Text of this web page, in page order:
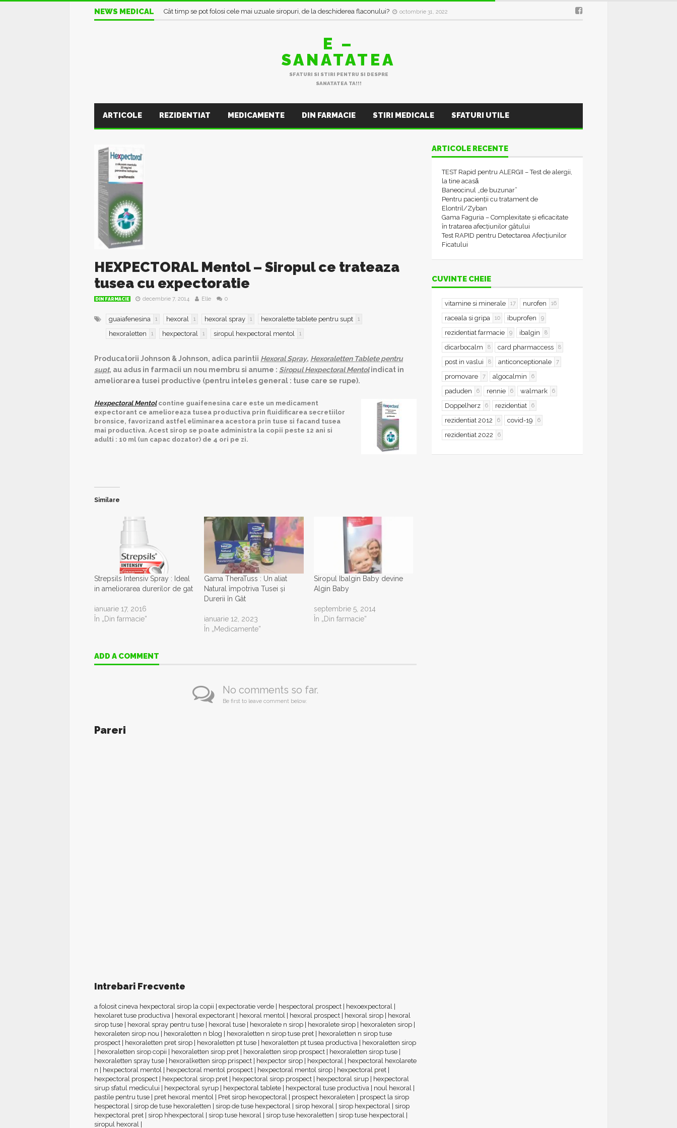
NEWS MEDICAL Cât timp se pot folosi cele mai uzuale siropuri, de la deschiderea flaconului? octombrie 31, 2022
E –
SANATATEA
SFATURI SI STIRI PENTRU SI DESPRE
SANATATEA TA!!!
ARTICOLE REZIDENTIAT MEDICAMENTE DIN FARMACIE STIRI MEDICALE SFATURI UTILE
HEXPECTORAL Mentol – Siropul ce trateaza
tusea cu expectoratie
DIN FARMACIE decembrie 7, 2014 Elle 0
guaiafenesina 1 hexoral 1 hexoral spray 1 hexoralette tablete pentru supt 1
hexoraletten 1 hexpectoral 1 siropul hexpectoral mentol 1
Producatorii Johnson & Johnson, adica parintii Hexoral Spray, Hexoraletten Tablete pentru
supt, au adus in farmacii un nou membru si anume : Siropul Hexpectoral Mentolindicat in
ameliorarea tusei productive (pentru inteles general : tuse care se rupe).
Hexpectoral Mentolcontine guaifenesina care este un medicament
expectorant ce amelioreaza tusea productiva prin fluidificarea secretiilor
bronsice, favorizand astfel eliminarea acestora prin tuse si facand tusea
mai productiva. Acest sirop se poate administra la copii peste 12 ani si
adulti : 10 ml (un capac dozator) de 4 ori pe zi.
Similare
Strepsils Intensiv Spray : Ideal
in ameliorarea durerilor de gat
ianuarie 17, 2016
În „Din farmacie”
Gama TheraTuss : Un aliat
Natural împotriva Tusei și
Durerii în Gât
ianuarie 12, 2023
În „Medicamente”
Siropul Ibalgin Baby devine
Algin Baby
septembrie 5, 2014
În „Din farmacie”
ADD A COMMENT
No comments so far.
Be first to leave comment below.
Pareri
Intrebari Frecvente
a folosit cineva hexpectoral sirop la copii expectoratie verde hespectoral prospect hexoexpectoral
hexolaret tuse productiva
hexoral expectorant hexoral mentol hexoral prospect hexoral sirop
hexoral
sirop tuse
hexoral spray pentru tuse hexoral tuse hexoralete n sirop hexoralete sirop hexoraleten sirop
hexoraleten sirop nou
hexoraletten n blog hexoraletten n sirop tuse pret
hexoraletten n sirop tuse
prospect
hexoraletten pret sirop hexoraletten pt tuse hexoraletten pt tusea productiva
hexoraletten sirop
hexoraletten sirop copii hexoraletten sirop pret hexoraletten sirop prospect hexoraletten sirop tuse
hexoraletten spray tuse
hexoralketten sirop prispect hexpector sirop hexpectoral
hexpectoral hexolarete
n
hexpectoral mentol hexpectoral mentol prospect hexpectoral mentol sirop hexpectoral pret
hexpectoral prospect
hexpectoral sirop pret hexpectoral sirop prospect hexpectoral sirup
hexpectoral
sirup sfatul medicului
hexpectoral syrup hexpectoral tablete hexpectoral tuse productiva noul hexoral
pastile pentru tuse
pret hexoral mentol Pret sirop hexopectoral prospect hexoraleten
prospect la sirop
hespectoral sirop de tuse hexoraletten sirop de tuse hexpectoral sirop hexoral sirop hexpectoral sirop
hexpectoral pret sirop hhexpectoral sirop tuse hexoral sirop tuse hexoraletten sirop tuse hexpectoral
siropul hexoral
ARTICOLE RECENTE
TEST Rapid pentru ALERGII – Test de alergii,
la tine acasǎ
Baneocinul „de buzunar”
Pentru pacienții cu tratament de
Elontril/Zyban
Gama Faguria – Complexitate și eficacitate
în tratarea afecțiunilor gâtului
Test RAPID pentru Detectarea Afecțiunilor
Ficatului
CUVINTE CHEIE
vitamine si minerale 17 nurofen 16
raceala si gripa 10 ibuprofen 9
rezidentiat farmacie 9 ibalgin 8
dicarbocalm 8 card pharmaccess 8
post in vaslui 8 anticonceptionale 7
promovare 7 algocalmin 6
paduden 6 rennie 6 walmark 6
Doppelherz 6 rezidentiat 6
rezidentiat 2012 6 covid-19 6
rezidentiat 2022 6